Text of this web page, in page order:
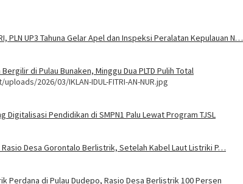
PLN UP3 Tahuna Gelar Apel dan Inspeksi Peralatan Kepulauan N…
di Pulau Bunaken, Minggu Dua PLTD Pulih Total
2026/03/IKLAN-IDUL-FITRI-AN-NUR.jpg
Digitalisasi Pendidikan di SMPN1 Palu Lewat Program TJSL
Rasio Desa Gorontalo Berlistrik, Setelah Kabel Laut Listriki P…
Perdana di Pulau Dudepo, Rasio Desa Berlistrik 100 Persen